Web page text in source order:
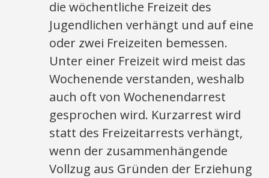
die wöchentliche Freizeit des
Jugendlichen verhängt und auf eine
oder zwei Freizeiten bemessen.
Unter einer Freizeit wird meist das
Wochenende verstanden, weshalb
auch oft von Wochenendarrest
gesprochen wird. Kurzarrest wird
statt des Freizeitarrests verhängt,
wenn der zusammenhängende
Vollzug aus Gründen der Erziehung